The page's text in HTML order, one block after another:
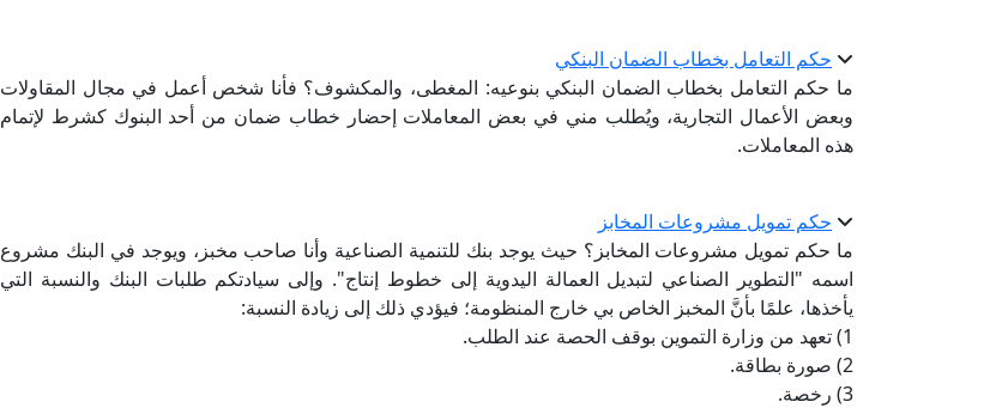
حكم التعامل بخطاب الضمان البنكي
ما حكم التعامل بخطاب الضمان البنكي بنوعيه: المغطى، والمكشوف؟ فأنا شخص أعمل في مجال المقاولات
وبعض الأعمال التجارية، ويُطلب مني في بعض المعاملات إحضار خطاب ضمان من أحد البنوك كشرط لإتمام
هذه المعاملات.
حكم تمويل مشروعات المخابز
ما حكم تمويل مشروعات المخابز؟ حيث يوجد بنك للتنمية الصناعية وأنا صاحب مخبز، ويوجد في البنك مشروع
اسمه "التطوير الصناعي لتبديل العمالة اليدوية إلى خطوط إنتاج". وإلى سيادتكم طلبات البنك والنسبة التي
يأخذها، علمًا بأنَّ المخبز الخاص بي خارج المنظومة؛ فيؤدي ذلك إلى زيادة النسبة:
1) تعهد من وزارة التموين بوقف الحصة عند الطلب.
2) صورة بطاقة.
3) رخصة.